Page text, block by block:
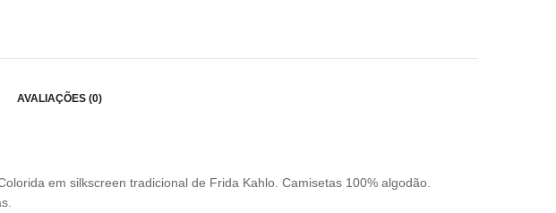
AVALIAÇÕES (0)
em silkscreen tradicional de Frida Kahlo. Camisetas 100% algodão.